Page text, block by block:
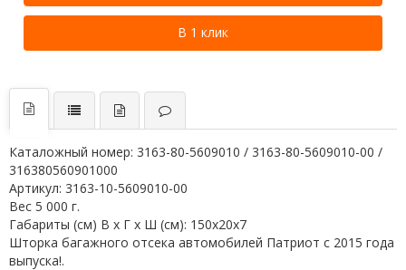
В 1 клик
Каталожный номер: 3163-80-5609010 / 3163-80-5609010-00 /
316380560901000
Артикул: 3163-10-5609010-00
Вес 5 000 г.
Габариты (см) В х Г х Ш (см): 150х20х7
Шторка багажного отсека автомобилей Патриот с 2015 года
выпуска!.